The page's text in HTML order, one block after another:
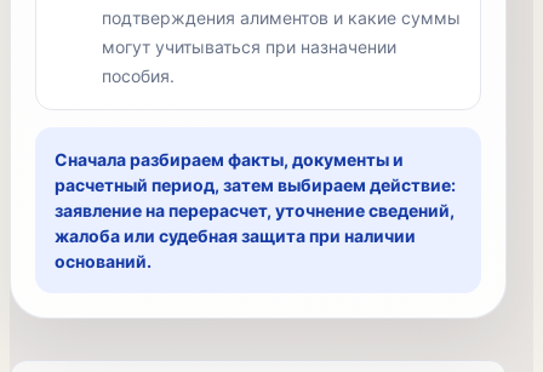
подтверждения алиментов и какие суммы
могут учитываться при назначении
пособия.
Сначала разбираем факты, документы и
расчетный период, затем выбираем действие:
заявление на перерасчет, уточнение сведений,
жалоба или судебная защита при наличии
оснований.